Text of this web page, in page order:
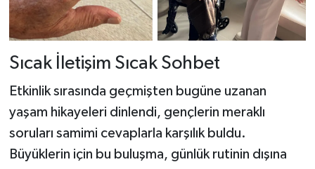
Sıcak İletişim Sıcak Sohbet
Etkinlik sırasında geçmişten bugüne uzanan
yaşam hikayeleri dinlendi, gençlerin meraklı
soruları samimi cevaplarla karşılık buldu.
Büyüklerin için bu buluşma, günlük rutinin dışına